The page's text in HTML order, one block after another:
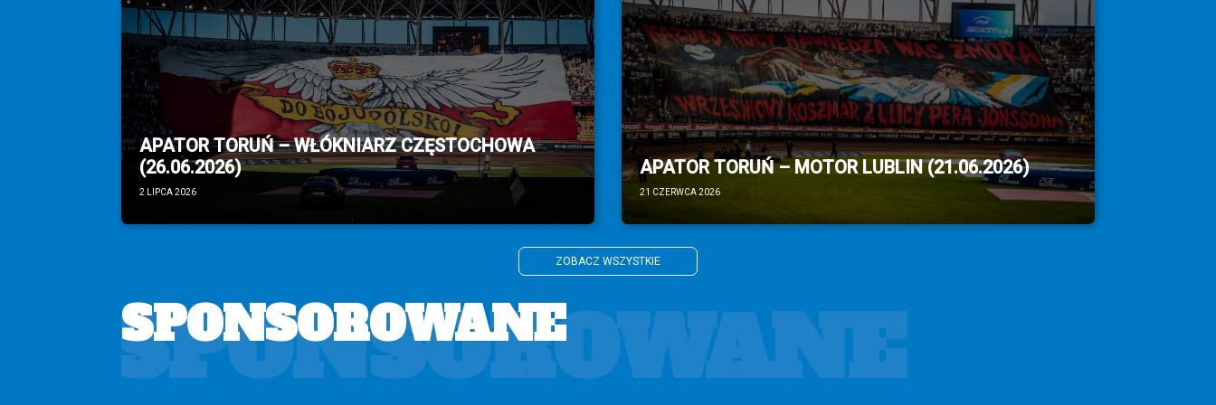
APATOR TORUŃ – WŁÓKNIARZ CZĘSTOCHOWA
(26.06.2026)
2 LIPCA 2026
APATOR TORUŃ – MOTOR LUBLIN (21.06.2026)
21 CZERWCA 2026
ZOBACZ WSZYSTKIE
SPONSOROWANE
SPONSOROWANE